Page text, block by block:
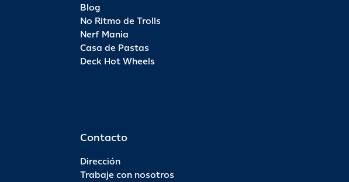
Blog
No Ritmo de Trolls
Nerf Mania
Casa de Pastas
Deck Hot Wheels
Contacto
Dirección
Trabaje con nosotros